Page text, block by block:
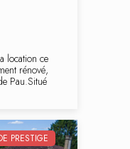
location ce
rénové,
Pau.Situé
PRESTIGE